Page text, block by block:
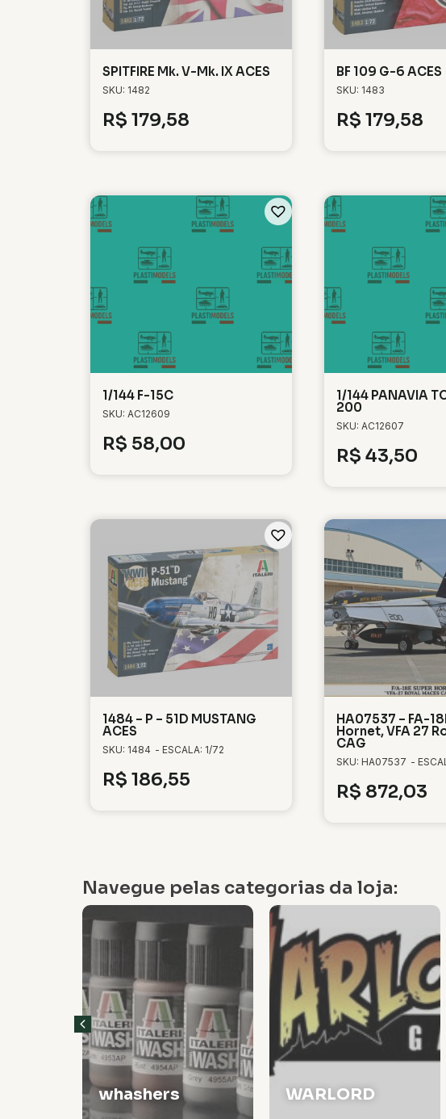
SPITFIRE Mk. V-Mk. IX ACES
SKU: 1482
R$ 179,58
BF 109 G-6 ACES
SKU: 1483
R$ 179,58
1/144 F-15C
SKU: AC12609
R$ 58,00
1/144 PANAVIA
200
SKU: AC12607
R$ 43,50
1484 – P – 51D MUSTANG
ACES
SKU: 1484 - ESCALA: 1/72
R$ 186,55
HA07537 – FA-
Hornet, VFA 27
CAG
SKU: HA07537 -
R$ 872,03
Navegue pelas categorias da loja:
WARLORD
Militares